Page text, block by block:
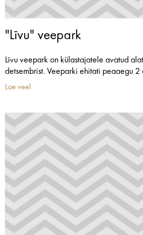
"Līvu" veepark
Līvu veepark on külastajatele avatud
detsembrist. Veeparki ehitati peaaegu 2
Loe veel